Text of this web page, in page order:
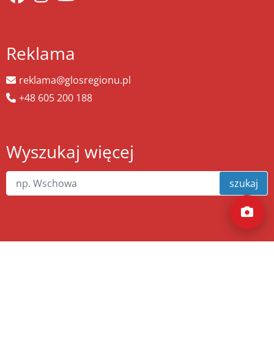
Reklama
reklama@glosregionu.pl
+48 605 200 188
Wyszukaj więcej
szukaj